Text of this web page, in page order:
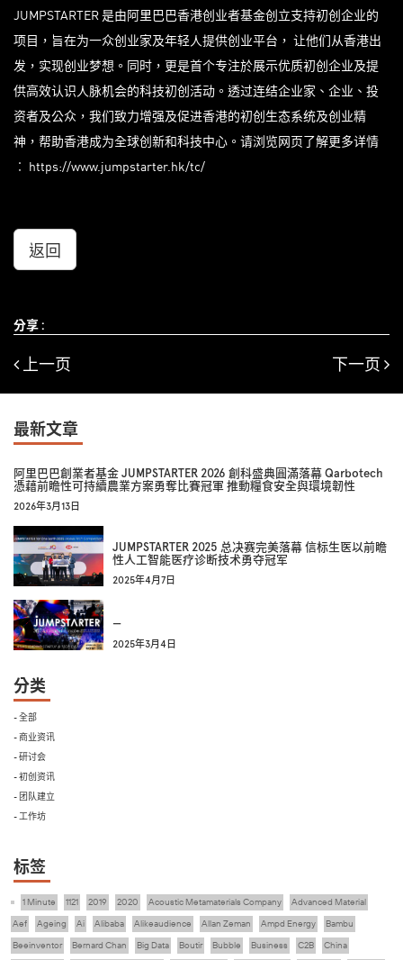
JUMPSTARTER 是由阿里巴巴香港创业者基金创立支持初创企业的
项目，旨在为一众创业家及年轻人提供创业平台， 让他们从香港出
发，实现创业梦想。同时，更是首个专注於展示优质初创企业及提
供高效认识人脉机会的科技初创活动。透过连结企业家、企业、投
资者及公众，我们致力增强及促进香港的初创生态系统及创业精
神，帮助香港成为全球创新和科技中心。请浏览网页了解更多详情
︰ https://www.jumpstarter.hk/tc/
返回
分享 :
上一页 下一页
最新文章
阿里巴巴創業者基金 JUMPSTARTER 2026 創科盛典圓滿落幕 Qarbotech
憑藉前瞻性可持續農業方案勇奪比賽冠軍 推動糧食安全與環境韌性
2026年3月13日
JUMPSTARTER 2025 总决赛完美落幕 信标生医以前瞻
性人工智能医疗诊断技术勇夺冠军
2025年4月7日
—
2025年3月4日
分类
- 全部
- 商业资讯
- 研讨会
- 初创资讯
- 团队建立
- 工作坊
标签
1 Minute 1121 2019 2020 Acoustic Metamaterials Company
Advanced Material
Aef
Ageing Ai Alibaba Alikeaudience Allan Zeman Ampd Energy
Bambu
Beeinventor
Bernard Chan Big Data Boutir Bubble Business C2B
China